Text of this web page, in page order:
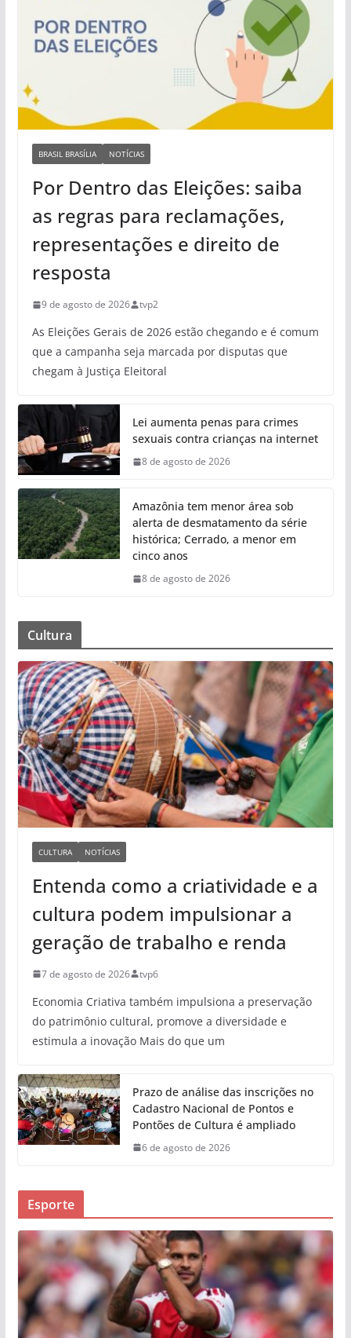
BRASIL BRASÍLIA NOTÍCIAS
Por Dentro das Eleições: saiba
as regras para reclamações,
representações e direito de
resposta
9 de agosto de 2026 tvp2
As Eleições Gerais de 2026 estão chegando e é comum
que a campanha seja marcada por disputas que
chegam à Justiça Eleitoral
Lei aumenta penas para crimes
sexuais contra crianças na internet
8 de agosto de 2026
Amazônia tem menor área sob
alerta de desmatamento da série
histórica; Cerrado, a menor em
cinco anos
8 de agosto de 2026
Cultura
CULTURA NOTÍCIAS
Entenda como a criatividade e a
cultura podem impulsionar a
geração de trabalho e renda
7 de agosto de 2026 tvp6
Economia Criativa também impulsiona a preservação
do patrimônio cultural, promove a diversidade e
estimula a inovação Mais do que um
Prazo de análise das inscrições no
Cadastro Nacional de Pontos e
Pontões de Cultura é ampliado
6 de agosto de 2026
Esporte